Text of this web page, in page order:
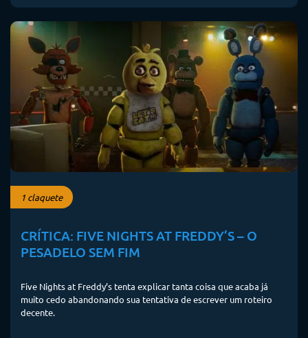
1 claquete
CRÍTICA: FIVE NIGHTS AT FREDDY’S – O
PESADELO SEM FIM
Five Nights at Freddy’s tenta explicar tanta coisa que acaba já
muito cedo abandonando sua tentativa de escrever um roteiro
decente.